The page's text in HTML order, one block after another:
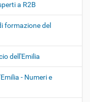
a R2B
formazione del
dell'Emilia
- Numeri e